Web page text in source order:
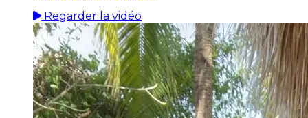
Regarder la vidéo